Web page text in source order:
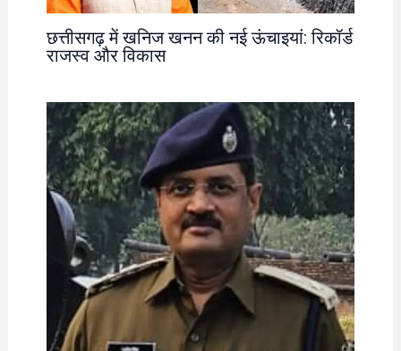
छत्तीसगढ़ में खनिज खनन की नई ऊंचाइयां: रिकॉर्ड
राजस्व और विकास